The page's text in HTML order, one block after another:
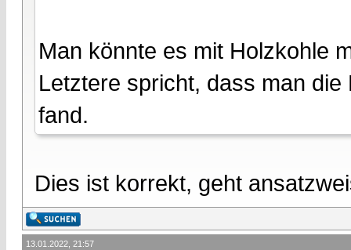
Man könnte es mit Holzkohle
Letztere spricht, dass man
fand.
Dies ist korrekt, geht
13.01.2022, 21:57